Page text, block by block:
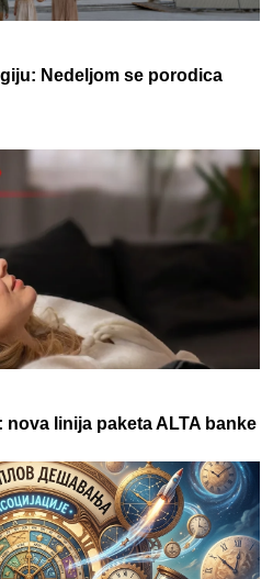
Nedeljom se porodica
linija paketa ALTA banke